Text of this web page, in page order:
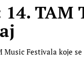
14.
Music Festivala koje